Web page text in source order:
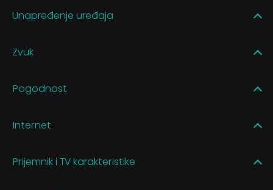
Unapređenje uređaja
Zvuk
Pogodnost
Internet
Prijemnik i TV karakteristike